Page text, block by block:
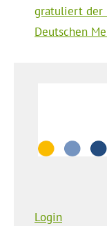
gratuliert der
Deutschen
Login